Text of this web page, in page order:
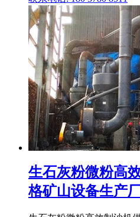
生石灰粉微粉高
格矿山设备生产